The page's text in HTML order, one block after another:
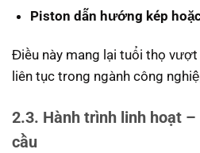
Piston dẫn hướng kép
Điều này mang lại tuổi thọ vượt
liên tục trong ngành công
2.3. Hành trình linh hoạt
cầu